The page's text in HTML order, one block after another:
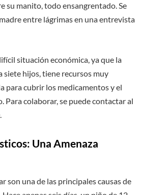
su manito, todo ensangrentado. Se
entre lágrimas en una entrevista
situación económica, ya que la
siete hijos, tiene recursos muy
para cubrir los medicamentos y el
colaborar, se puede contactar al
Una Amenaza
son una de las principales causas de